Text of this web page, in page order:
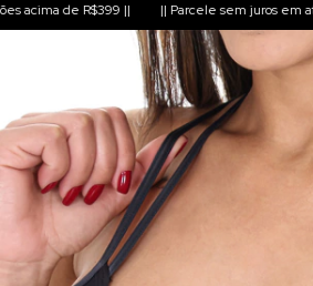
de R$399 || || Parcele sem juros em até